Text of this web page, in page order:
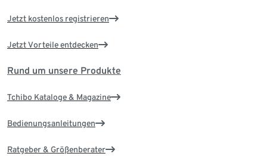
Jetzt kostenlos registrieren
Jetzt Vorteile entdecken
Rund um unsere Produkte
Tchibo Kataloge & Magazine
Bedienungsanleitungen
Ratgeber & Größenberater